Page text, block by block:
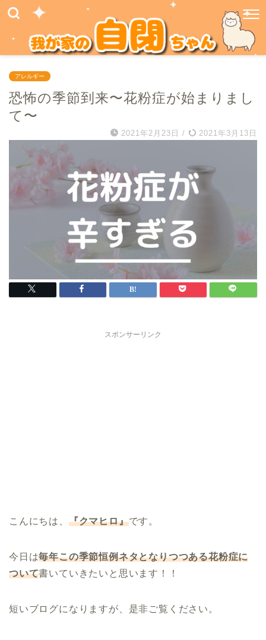
アレルギー
恐怖の季節到来〜花粉症が始まりまし
て〜
2021年2月23日 / 2021年3月13日
スポンサーリンク
こんにちは、 『クマヒロ』です。
今日は毎年この季節恒例ネタとなりつつある花粉症に
ついて書いていきたいと思います！！
短いブログになりますが、是非ご覧ください。